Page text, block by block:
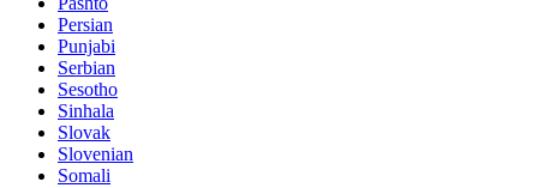
Persian
Punjabi
Serbian
Sesotho
Sinhala
Slovak
Slovenian
Somali